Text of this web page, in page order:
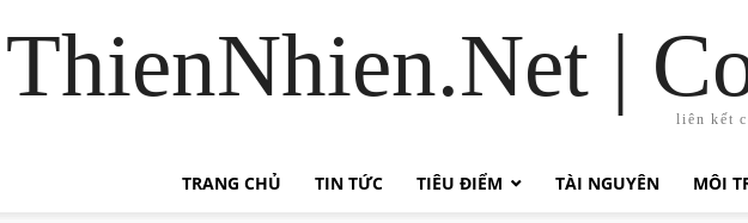
ThienNhien.Net |
liên kết
TRANG CHỦ TIN TỨC TIÊU ĐIỂM TÀI NGUYÊN MÔI